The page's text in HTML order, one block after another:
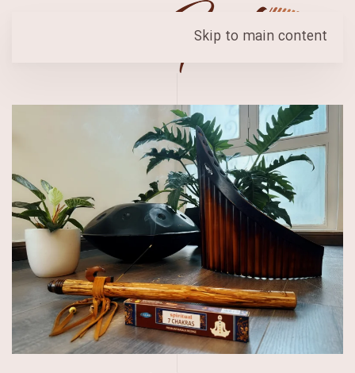
Skip to main content